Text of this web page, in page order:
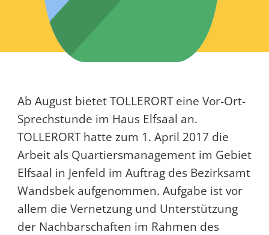
Ab August bietet TOLLERORT eine Vor-Ort-
Sprechstunde im Haus Elfsaal an.
TOLLERORT hatte zum 1. April 2017 die
Arbeit als Quartiersmanagement im Gebiet
Elfsaal in Jenfeld im Auftrag des Bezirksamt
Wandsbek aufgenommen. Aufgabe ist vor
allem die Vernetzung und Unterstützung
der Nachbarschaften im Rahmen des